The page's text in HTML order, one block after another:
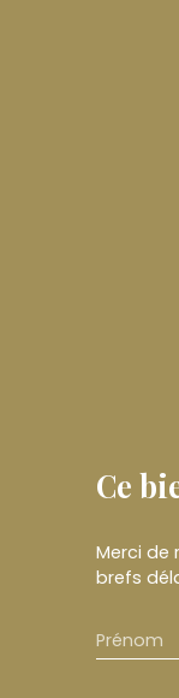
Ce
Merci de
brefs
Prénom